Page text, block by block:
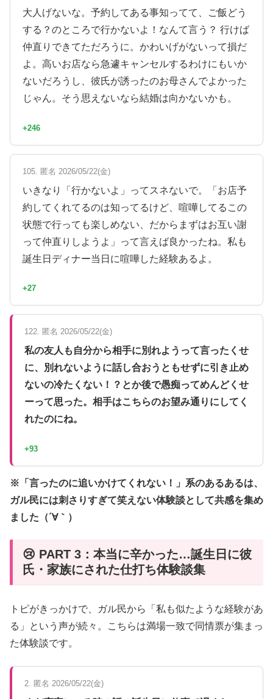
大人げないな。予約してある事知ってて、ご飯どう
する？のところで行かないよ！なんて言う？ 行けば
仲直りできてただろうに。かわいげがないって損だ
よ。高いお店なら急遽キャンセルするわけにもいか
ないだろうし、彼氏が誘ったのお母さんでよかった
じゃん。そう思えないなら結婚は向かないかも。
+246
105. 匿名 2026/05/22(金)
いきなり「行かないよ」ってスネないで。「お店予
約してくれてるのは知ってるけど、喧嘩してるこの
状態で行っても楽しめない、だからまずはお互い謝
って仲直りしようよ」って言えば良かったね。私も
誕生日ディナー当日に喧嘩した経験あるよ。
+27
122. 匿名 2026/05/22(金)
私の友人も自分から相手に別れようって言ったくせ
に、別れないように話し合おうともせずに引き止め
ないの冷たくない！？とか後で愚痴ってめんどくせ
ーって思った。相手はこちらのお望み通りにしてく
れたのにね。
+93
※「言ったのに追いかけてくれない！」系のあるあるは、
ガル民には刺さりすぎて笑えない体験談として共感を集め
ました（´∀｀）
😢 PART 3：本当に辛かった…誕生日に彼
氏・家族にされた仕打ち体験談集
トピがきっかけで、ガル民から「私も似たような経験があ
る」という声が続々。こちらは満場一致で同情票が集まっ
た体験談です。
2. 匿名 2026/05/22(金)